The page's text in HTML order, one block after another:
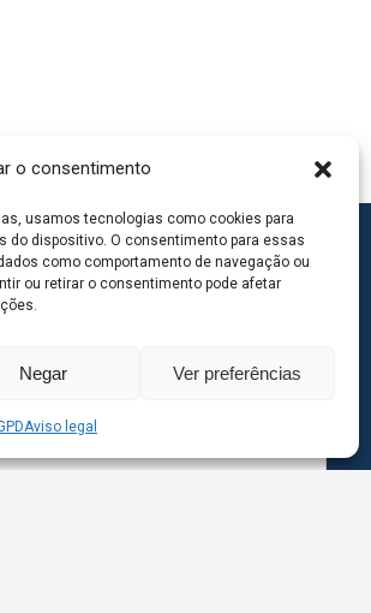
o consentimento
usamos tecnologias como cookies para
do dispositivo. O consentimento para essas
como comportamento de navegação ou
ou retirar o consentimento pode afetar
Negar Ver preferências
Aviso legal